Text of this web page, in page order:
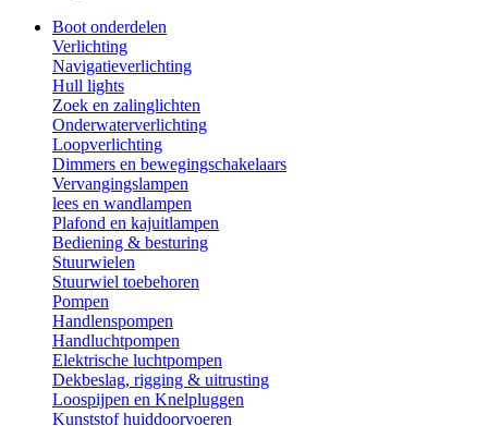
Boot onderdelen
Verlichting
Navigatieverlichting
Hull lights
Zoek en zalinglichten
Onderwaterverlichting
Loopverlichting
Dimmers en bewegingschakelaars
Vervangingslampen
lees en wandlampen
Plafond en kajuitlampen
Bediening & besturing
Stuurwielen
Stuurwiel toebehoren
Pompen
Handlenspompen
Handluchtpompen
Elektrische luchtpompen
Dekbeslag, rigging & uitrusting
Loospijpen en Knelpluggen
Kunststof huiddoorvoeren